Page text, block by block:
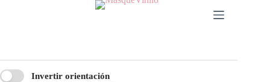
Invertir orientación